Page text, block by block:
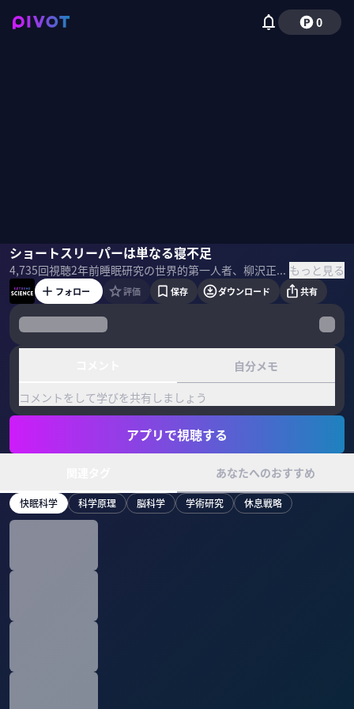
0
ショートスリーパーは単なる寝不足
4,735回視聴2年前 睡眠研究の世界的第一人者、柳沢正史氏がEXTREME SCIENCEに登場。「オレキシン」と睡眠の関係やその機能から、睡眠研究と創薬、最先端の研究事情まで睡眠を科学する90分。 ＜ゲスト＞ 柳沢正史｜睡眠学者 筑波大学国際統合睡眠医科学研究機構 機構長。 紫綬章やブレイクスルー賞、文化功労賞、朝日賞などを受賞。 世界の睡眠研究の第一人者。 ＜目次＞ もっと見る
柳沢正史
フォロー 評価 保存 ダウンロード 共有
自分メモ
コメントをして学びを共有しましょう
アプリで視聴する
あなたへのおすすめ
快眠科学 科学原理 脳科学 学術研究 休息戦略